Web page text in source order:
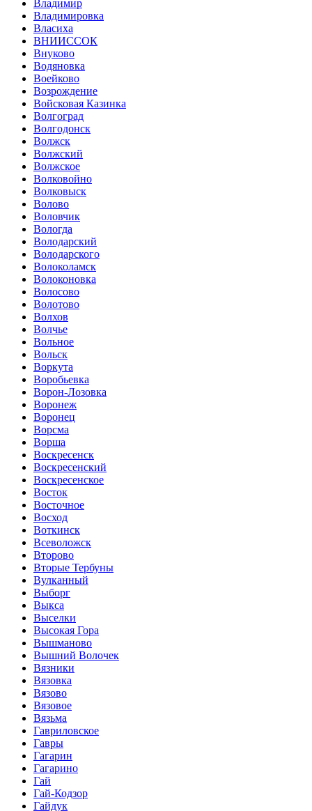
Владимир
Владимировка
Власиха
ВНИИССОК
Внуково
Водяновка
Воейково
Возрождение
Войсковая Казинка
Волгоград
Волгодонск
Волжск
Волжский
Волжское
Волковойно
Волковыск
Волово
Воловчик
Вологда
Володарский
Володарского
Волоколамск
Волоконовка
Волосово
Волотово
Волхов
Волчье
Вольное
Вольск
Воркута
Воробьевка
Ворон-Лозовка
Воронеж
Воронец
Ворсма
Ворша
Воскресенск
Воскресенский
Воскресенское
Восток
Восточное
Восход
Воткинск
Всеволожск
Второво
Вторые Тербуны
Вулканный
Выборг
Выкса
Выселки
Высокая Гора
Вышманово
Вышний Волочек
Вязники
Вязовка
Вязово
Вязовое
Вязьма
Гавриловское
Гавры
Гагарин
Гагарино
Гай
Гай-Кодзор
Гайдук